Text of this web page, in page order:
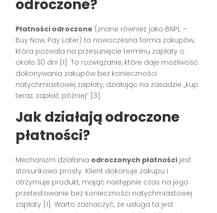
odroczone?
Płatności odroczone (znane również jako BNPL –
Buy Now, Pay Later) to nowoczesna forma zakupów,
która pozwala na przesunięcie terminu zapłaty o
około 30 dni [1]. To rozwiązanie, które daje możliwość
dokonywania zakupów bez konieczności
natychmiastowej zapłaty, działając na zasadzie „kup
teraz, zapłać później” [3].
Jak działają odroczone
płatności?
Mechanizm działania odroczonych płatności jest
stosunkowo prosty. Klient dokonuje zakupu i
otrzymuje produkt, mając następnie czas na jego
przetestowanie bez konieczności natychmiastowej
zapłaty [1]. Warto zaznaczyć, że usługa ta jest